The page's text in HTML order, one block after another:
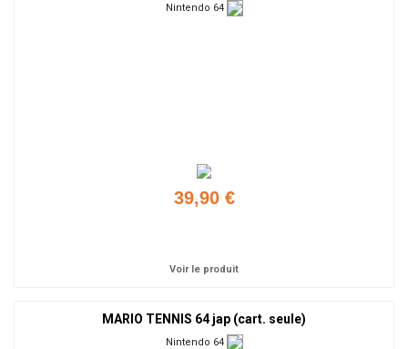
Nintendo 64
39,90 €
Voir le produit
MARIO TENNIS 64 jap (cart. seule)
Nintendo 64